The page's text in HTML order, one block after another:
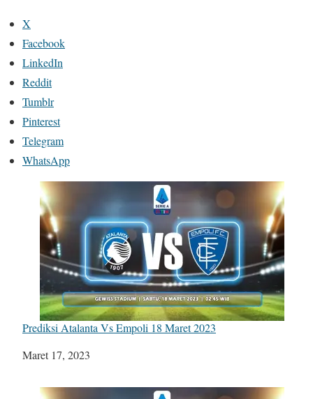
X
Facebook
LinkedIn
Reddit
Tumblr
Pinterest
Telegram
WhatsApp
Prediksi Atalanta Vs Empoli 18 Maret 2023
Tanggal
Maret 17, 2023